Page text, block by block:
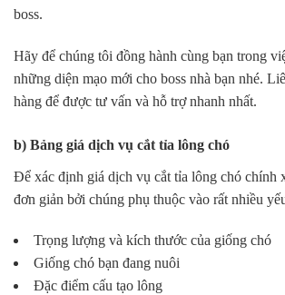
boss.
Hãy để chúng tôi đồng hành cùng bạn trong
những diện mạo mới cho boss nhà bạn nhé.
hàng để được tư vấn và hỗ trợ nhanh nhất.
b) Bảng giá dịch vụ cắt tỉa lông chó
Để xác định giá dịch vụ cắt tỉa lông chó chính
đơn giản bởi chúng phụ thuộc vào rất nhiều
Trọng lượng và kích thước của giống chó
Giống chó bạn đang nuôi
Đặc điểm cấu tạo lông